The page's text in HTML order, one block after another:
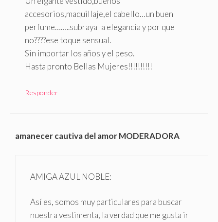
accesorios,maquillaje,el cabello…un buen
perfume……..subraya la elegancia y por que
no????ese toque sensual.
Sin importar los años y el peso.
Hasta pronto Bellas Mujeres!!!!!!!!!!
Responder
amanecer cautiva del amor MODERADORA
AMIGA AZUL NOBLE:
Así es, somos muy particulares para buscar
nuestra vestimenta, la verdad que me gusta ir